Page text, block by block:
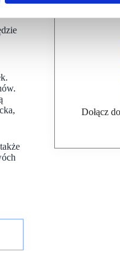
Dołącz